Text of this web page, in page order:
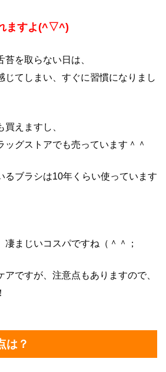
ますよ(^▽^)
を取らない日は、
じてしまい、すぐに習慣になりまし
えますし、
ッグストアでも売っています＾＾
るブラシは10年くらい使っています
まじいコスパですね（＾＾；
ですが、注意点もありますので、
は？